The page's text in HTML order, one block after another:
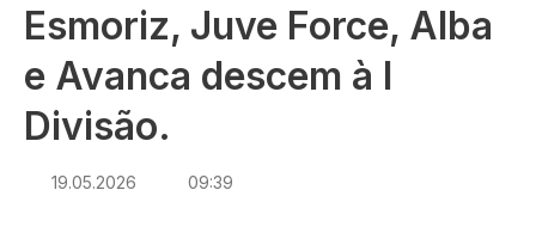
Esmoriz, Juve Force, Alba
e Avanca descem à I
Divisão.
19.05.2026 09:39